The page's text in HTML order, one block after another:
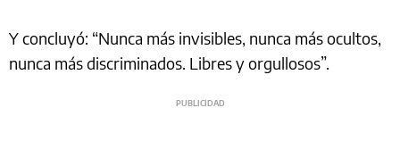
Y concluyó: “Nunca más invisibles, nunca más ocultos,
nunca más discriminados. Libres y orgullosos”.